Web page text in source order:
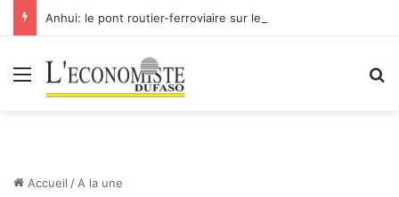
Menu
Accueil / A la une